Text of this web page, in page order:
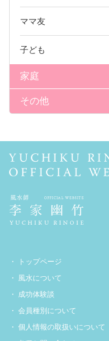
ママ友
子ども
家庭
その他
トップページ
風水について
成功体験談
会員種別について
個人情報の取扱いについて